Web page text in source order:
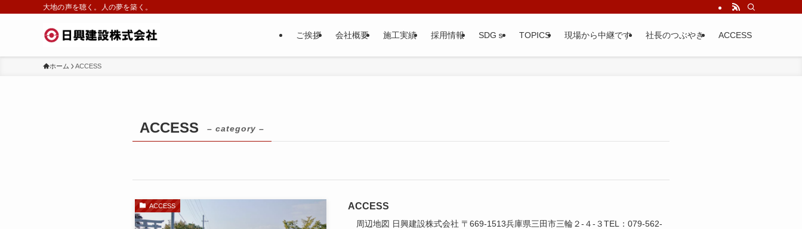
大地の声を聴く。人の夢を築く。
ご挨拶 会社概要 施工実績 採用情報 SDGｓ TOPICS 現場から中継です 社長のつぶやき ACCESS
ホーム ACCESS
ACCESS – category –
ACCESS ACCESS
周辺地図 日興建設株式会社 〒669-1513兵庫県三田市三輪２-４-３TEL：079-562-